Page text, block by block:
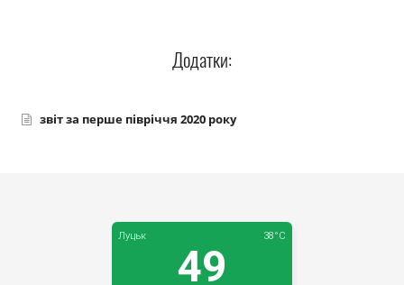
Додатки:
звіт за перше півріччя 2020 року